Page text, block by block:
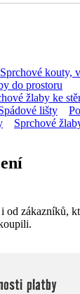
Sprchové kouty,
do prostoru
žlaby ke
lišty
Sprchové
od zákazníků,
platby